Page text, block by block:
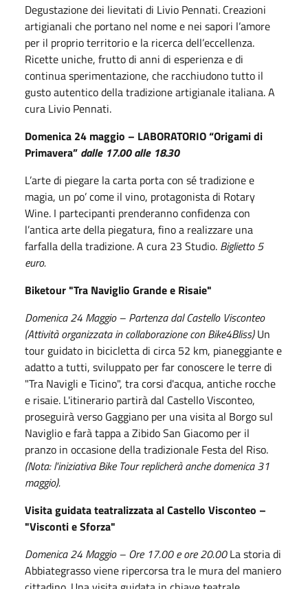
Degustazione dei lievitati di Livio Pennati. Creazioni
artigianali che portano nel nome e nei sapori l’amore
per il proprio territorio e la ricerca dell’eccellenza.
Ricette uniche, frutto di anni di esperienza e di
continua sperimentazione, che racchiudono tutto il
gusto autentico della tradizione artigianale italiana. A
cura Livio Pennati.
Domenica 24 maggio – LABORATORIO “Origami di
Primavera” dalle 17.00 alle 18.30
L’arte di piegare la carta porta con sé tradizione e
magia, un po’ come il vino, protagonista di Rotary
Wine. I partecipanti prenderanno confidenza con
l’antica arte della piegatura, fino a realizzare una
farfalla della tradizione. A cura 23 Studio. Biglietto 5
euro.
Biketour "Tra Naviglio Grande e Risaie"
Domenica 24 Maggio – Partenza dal Castello Visconteo
(Attività organizzata in collaborazione con Bike4Bliss)Un
tour guidato in bicicletta di circa 52 km, pianeggiante e
adatto a tutti, sviluppato per far conoscere le terre di
"Tra Navigli e Ticino", tra corsi d'acqua, antiche rocche
e risaie. L'itinerario partirà dal Castello Visconteo,
proseguirà verso Gaggiano per una visita al Borgo sul
Naviglio e farà tappa a Zibido San Giacomo per il
pranzo in occasione della tradizionale Festa del Riso.
(Nota: l'iniziativa Bike Tour replicherà anche domenica 31
maggio).
Visita guidata teatralizzata al Castello Visconteo –
"Visconti e Sforza"
Domenica 24 Maggio – Ore 17.00 e ore 20.00La storia di
Abbiategrasso viene ripercorsa tra le mura del maniero